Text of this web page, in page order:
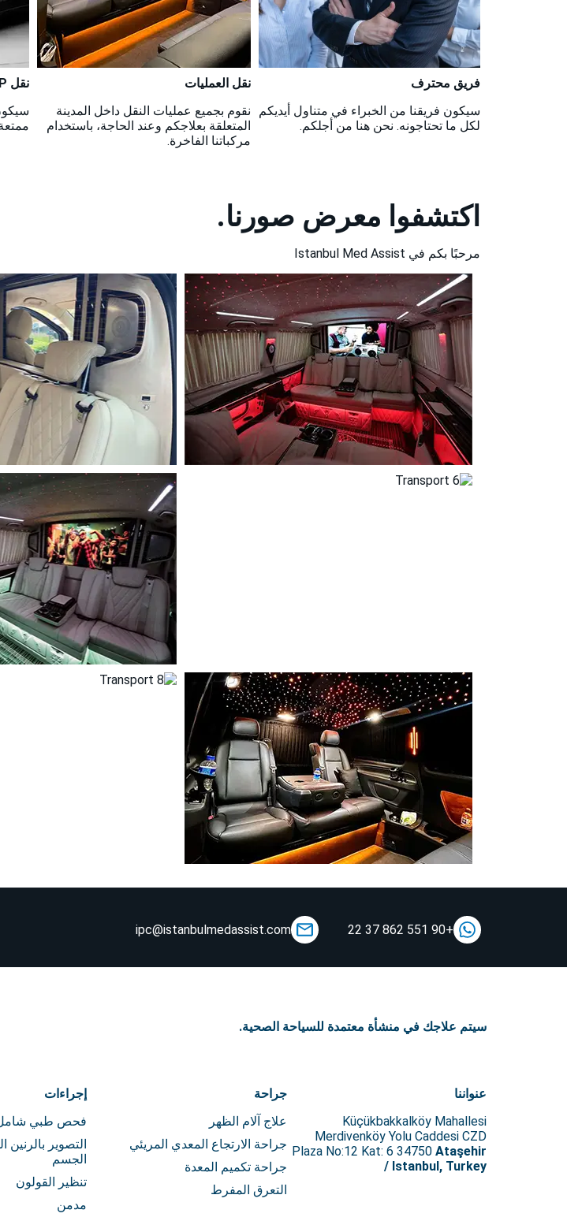
نقل VIP
نقل العمليات
نقوم بجميع عمليات النقل داخل المدينة
المتعلقة بعلاجكم وعند الحاجة، باستخدام
مركباتنا الفاخرة.
فريق محترف
سيكون فريقنا من الخبراء في متناول أيديكم
لكل ما تحتاجونه. نحن هنا من أجلكم.
اكتشفوا معرض صورنا.
مرحبًا بكم في Istanbul Med Assist
+90 551 862 37 22
ipc@istanbulmedassist.com
سيتم علاجك في منشأة معتمدة للسياحة الصحية.
إجراءات
فحص طبي شامل
التصوير
الجسم
تنظير القولون
مدمن
جراحة
علاج آلام الظهر
جراحة الارتجاع المعدي المريئي
جراحة تكميم المعدة
التعرق المفرط
عنواننا
Küçükbakkalköy Mahallesi
Merdivenköy Yolu Caddesi CZD
Plaza No:12 Kat: 6 34750 Ataşehir
/ Istanbul, Turkey